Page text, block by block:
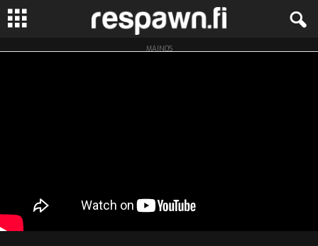
R
w
MAINOS